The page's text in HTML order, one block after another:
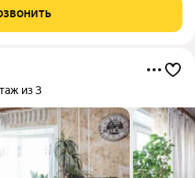
разделена перегородкой.
из 3